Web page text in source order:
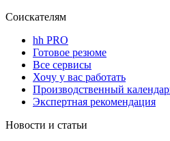
Соискателям
hh PRO
Готовое резюме
Все сервисы
Хочу у вас работать
Производственный
Экспертная рекомендация
Новости и статьи